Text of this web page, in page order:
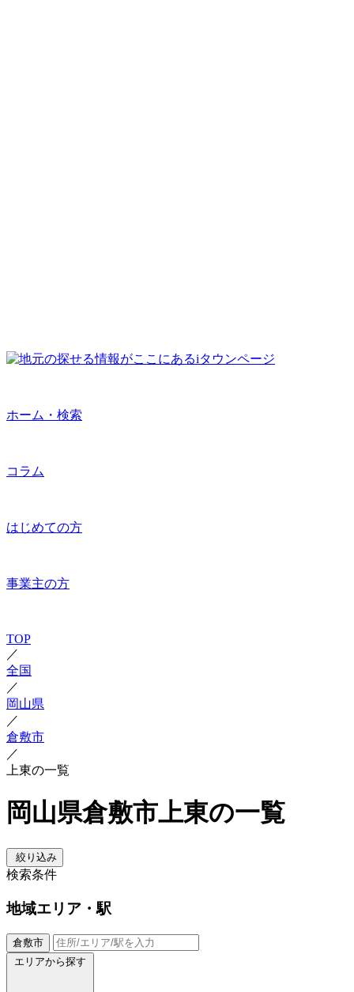
ホーム・検索
コラム
はじめての方
事業主の方
TOP
／
全国
／
岡山県
／
倉敷市
／
上東の一覧
岡山県倉敷市上東の一覧
絞り込み
検索条件
地域エリア・駅
倉敷市
エリアから探す